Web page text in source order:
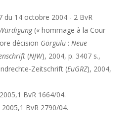
du 14 octobre 2004 - 2 BvR
(« hommage à la Cour
décision Görgülü: Neue
(NJW), 2004, p. 3407 s.,
Zeitschrift (EuGRZ), 2004,
BvR 1664/04.
BvR 2790/04.